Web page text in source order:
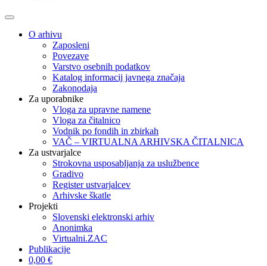
O arhivu
Zaposleni
Povezave
Varstvo osebnih podatkov
Katalog informacij javnega značaja
Zakonodaja
Za uporabnike
Vloga za upravne namene
Vloga za čitalnico
Vodnik po fondih in zbirkah
VAČ – VIRTUALNA ARHIVSKA ČITALNICA
Za ustvarjalce
Strokovna usposabljanja za uslužbence
Gradivo
Register ustvarjalcev
Arhivske škatle
Projekti
Slovenski elektronski arhiv
Anonimka
Virtualni.ZAC
Publikacije
0,00 €